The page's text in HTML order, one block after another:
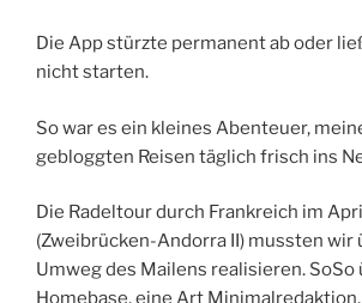
Die App stürzte permanent ab oder
nicht starten.
So war es ein kleines Abenteuer,
gebloggten Reisen täglich frisch ins
Die Radeltour durch Frankreich im
(Zweibrücken-Andorra II) mussten wir
Umweg des Mailens realisieren. SoSo
Homebase, eine Art